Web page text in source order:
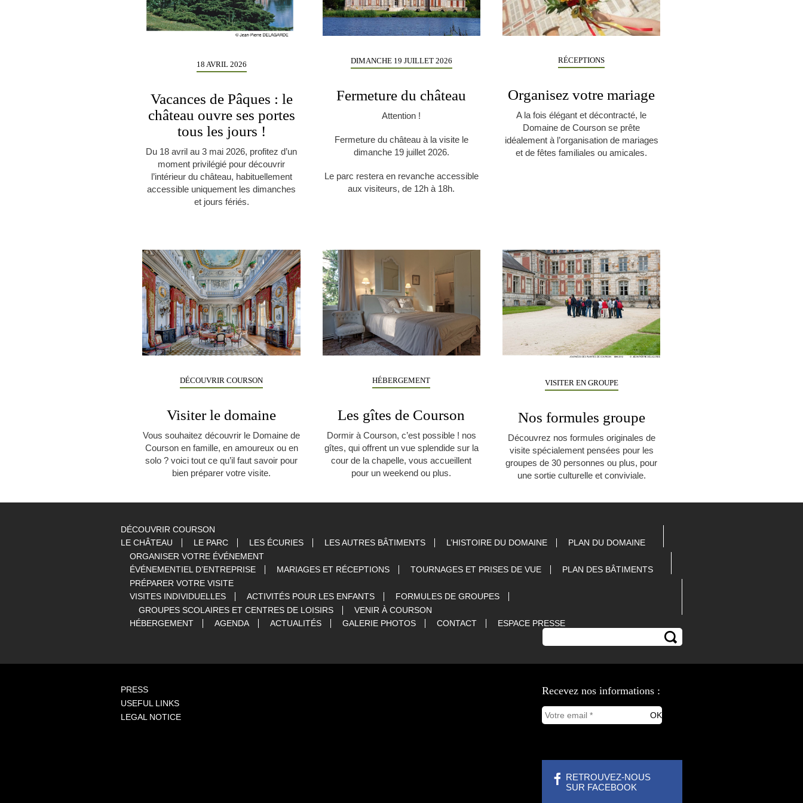
18 AVRIL 2026
Vacances de Pâques : le
château ouvre ses portes
tous les jours !
Du 18 avril au 3 mai 2026, profitez d’un
moment privilégié pour découvrir
l’intérieur du château, habituellement
accessible uniquement les dimanches
et jours fériés.
DIMANCHE 19 JUILLET 2026
Fermeture du château
Attention !
Fermeture du château à la visite le
dimanche 19 juillet 2026.
Le parc restera en revanche accessible
aux visiteurs, de 12h à 18h.
RÉCEPTIONS
Organisez votre mariage
A la fois élégant et décontracté, le
Domaine de Courson se prête
idéalement à l’organisation de mariages
et de fêtes familiales ou amicales.
DÉCOUVRIR COURSON
Visiter le domaine
Vous souhaitez découvrir le Domaine de
Courson en famille, en amoureux ou en
solo ? voici tout ce qu’il faut savoir pour
bien préparer votre visite.
HÉBERGEMENT
Les gîtes de Courson
Dormir à Courson, c’est possible ! nos
gîtes, qui offrent un vue splendide sur la
cour de la chapelle, vous accueillent
pour un weekend ou plus.
VISITER EN GROUPE
Nos formules groupe
Découvrez nos formules originales de
visite spécialement pensées pour les
groupes de 30 personnes ou plus, pour
une sortie culturelle et conviviale.
DÉCOUVRIR COURSON
LE CHÂTEAU
LE PARC LES ÉCURIES LES AUTRES BÂTIMENTS L’HISTOIRE DU DOMAINE
PLAN DU DOMAINE
ORGANISER VOTRE ÉVÉNEMENT
ÉVÉNEMENTIEL D’ENTREPRISE
MARIAGES ET RÉCEPTIONS TOURNAGES ET PRISES DE VUE
PLAN DES BÂTIMENTS
PRÉPARER VOTRE VISITE
VISITES INDIVIDUELLES
ACTIVITÉS POUR LES ENFANTS
FORMULES DE GROUPES
GROUPES SCOLAIRES ET CENTRES DE LOISIRS
VENIR À COURSON
HÉBERGEMENT
AGENDA ACTUALITÉS GALERIE PHOTOS CONTACT ESPACE PRESSE
PRESS
USEFUL LINKS
LEGAL NOTICE
Recevez nos informations :
RETROUVEZ-NOUS
SUR FACEBOOK